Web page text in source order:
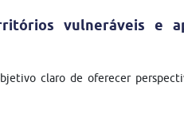
vulneráveis e
claro de oferecer